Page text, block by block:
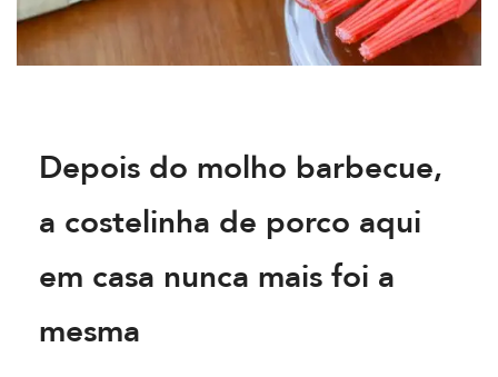
Depois do molho barbecue,
a costelinha de porco aqui
em casa nunca mais foi a
mesma